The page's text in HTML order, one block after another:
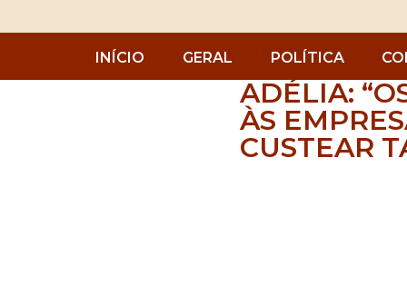
INÍCIO GERAL POLÍTICA
ADÉLIA:
ÀS
CUSTEAR